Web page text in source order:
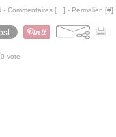
- Commentaires [ ] - Permalien [#]
0 vote